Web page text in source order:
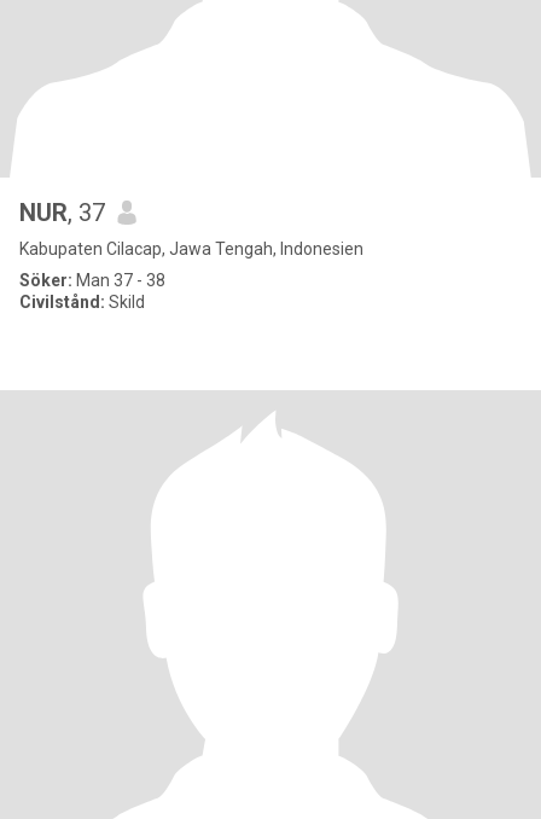
NUR, 37
Kabupaten Cilacap, Jawa Tengah, Indonesien
Söker: Man 37 - 38
Civilstånd: Skild